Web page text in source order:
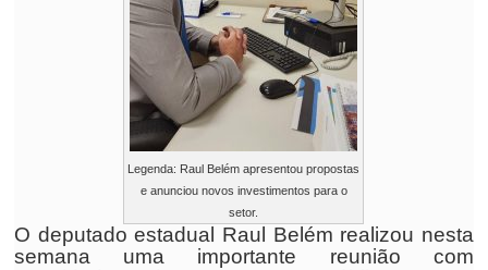
Legenda: Raul Belém apresentou propostas
e anunciou novos investimentos para o
setor.
O deputado estadual Raul Belém realizou nesta
semana uma importante reunião com